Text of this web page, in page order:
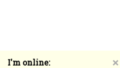
❌
I'm online: